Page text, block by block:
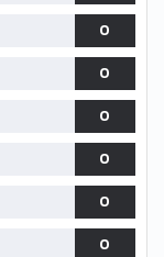
0
0
0
0
0
0